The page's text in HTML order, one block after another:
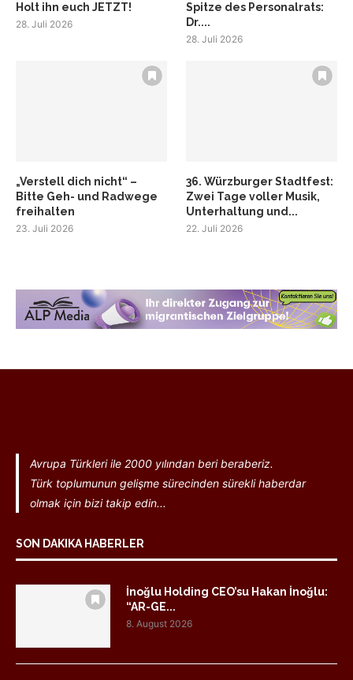
Holt ihn euch JETZT!
28. Juli 2026
Spitze des Personalrats:
Dr....
28. Juli 2026
„Verstell dich nicht“ –
Bitte Geh- und Radwege
freihalten
23. Juli 2026
36. Würzburger Stadtfest:
Zwei Tage voller Musik,
Unterhaltung und...
22. Juli 2026
Avrupa Türkleri ile 2000 yılından beri beraberiz.
Türk toplumunun gelişme sürecinden sürekli haberdar
olmak için bizi takip edin...
SON DAKIKA HABERLER
İnoğlu Holding CEO’su Hakan İnoğlu:
“AR-GE...
8. August 2026